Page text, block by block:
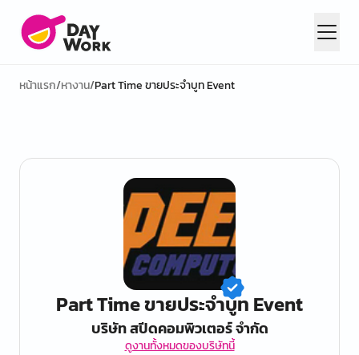
หน้าแรก/หางาน/Part Time ขายประจำบูท Event
Part Time ขายประจำบูท Event
บริษัท สปีดคอมพิวเตอร์ จำกัด
ดูงานทั้งหมดของบริษัทนี้